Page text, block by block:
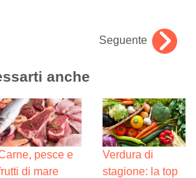
Seguente
anche
pesce e
di mare
Verdura di
stagione: la top